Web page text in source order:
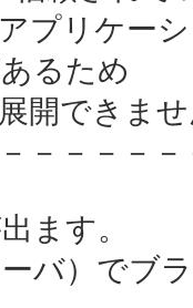
ション
るため
ませ
－－－
ます。
バ）でブ